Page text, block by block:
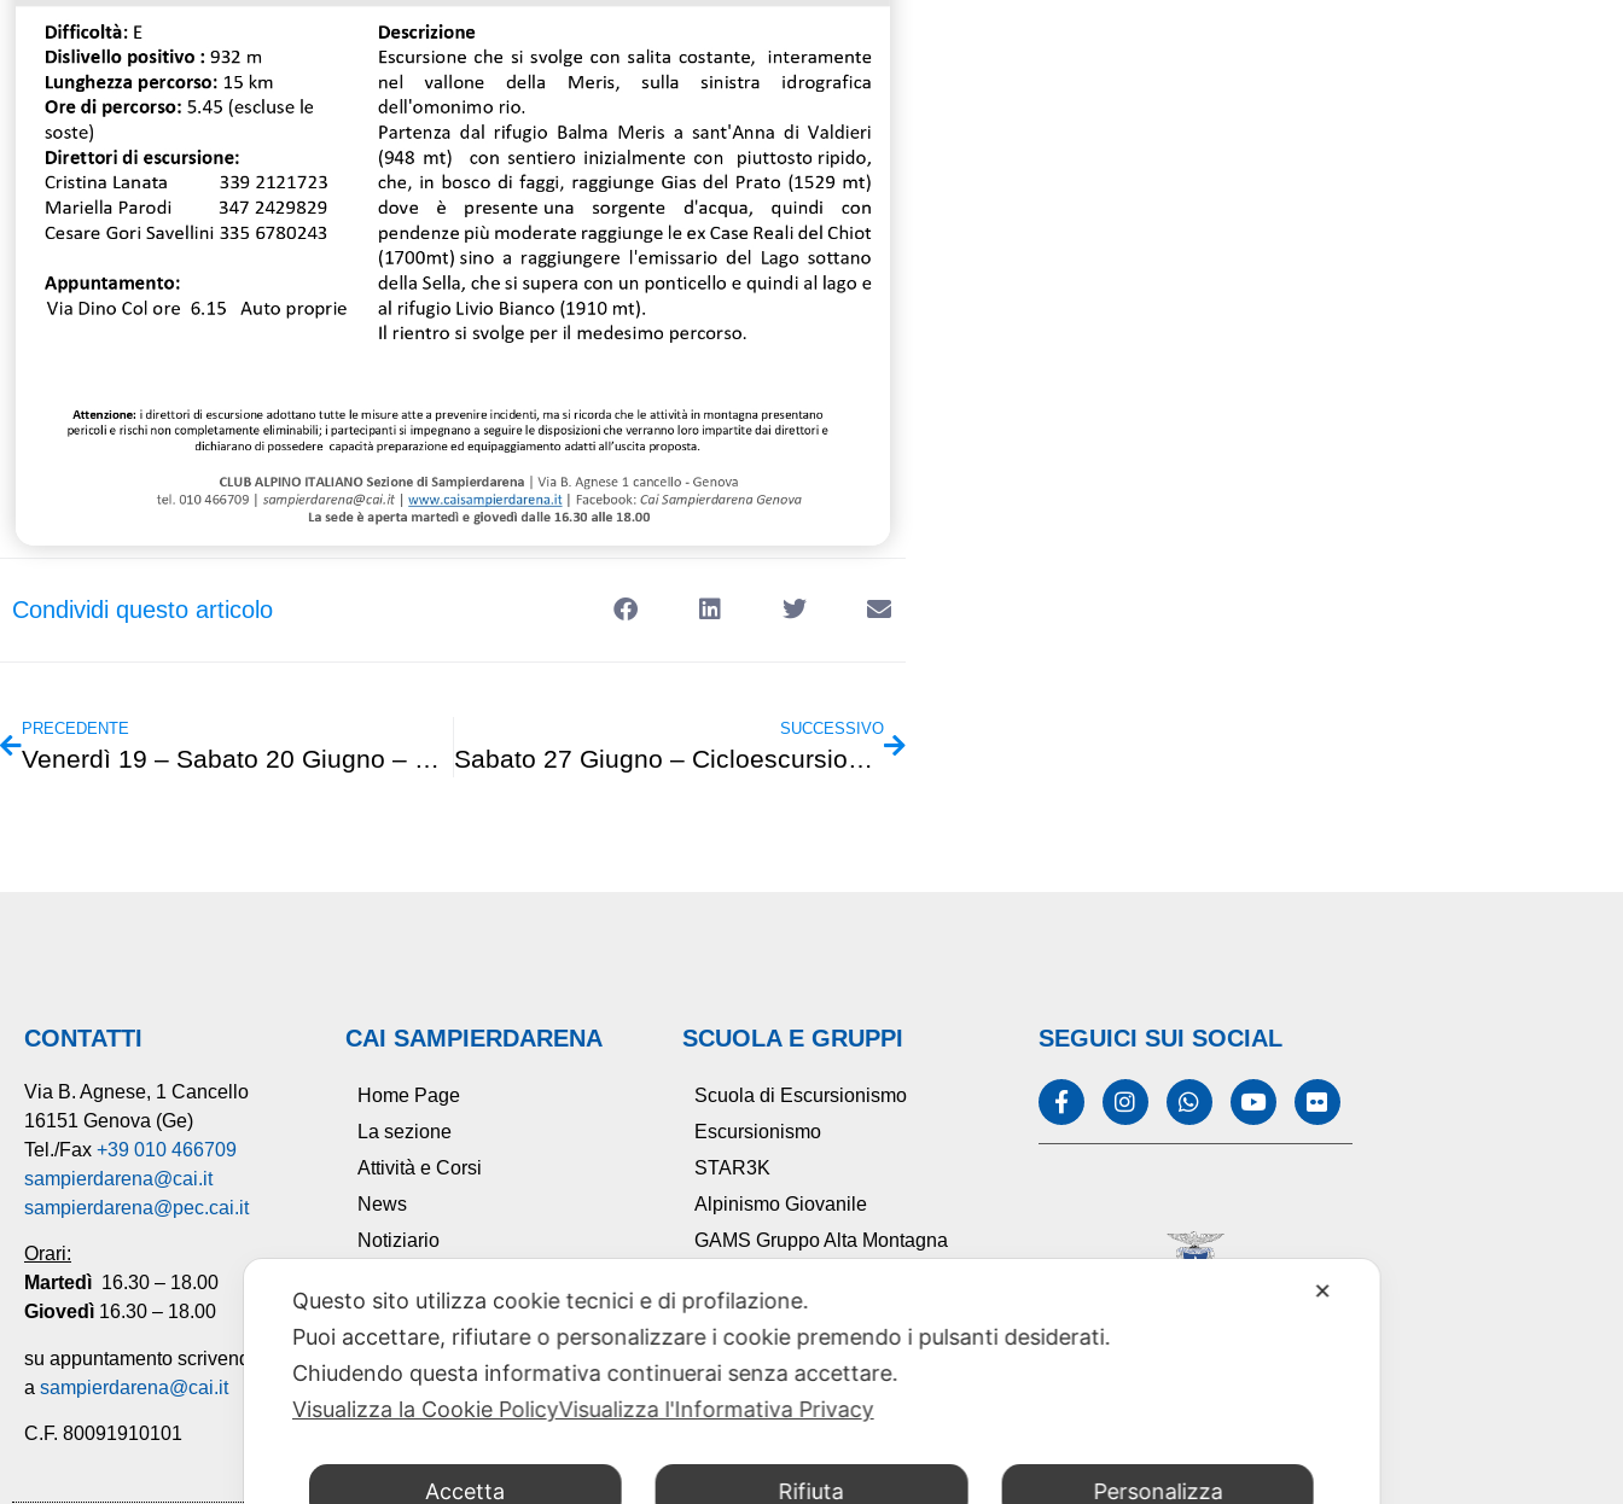
Condividi questo articolo
PRECEDENTE
Venerdì 19 – Sabato 20 Giugno – GAMS – “Castore – parete N-O”
SUCCESSIVO
Sabato 27 Giugno – Cicloescursionismo – “La via della lavanda in mountain bike”
CONTATTI
Via B. Agnese, 1 Cancello
16151 Genova (Ge)
Tel./Fax +39 010 466709
sampierdarena@cai.it
sampierdarena@pec.cai.it
Orari:
Martedì 16.30 – 18.00
Giovedì 16.30 – 18.00
su appuntamento scrivendo
a sampierdarena@cai.it
C.F. 80091910101
CAI SAMPIERDARENA
Home Page
La sezione
Attività e Corsi
News
Notiziario
Contatti
SCUOLA E GRUPPI
Scuola di Escursionismo
Escursionismo
STAR3K
Alpinismo Giovanile
GAMS Gruppo Alta Montagna
TAM Tutela Ambiente Montano
Comitato Scientifico Sezionale
SEGUICI SUI SOCIAL
✕
Questo sito utilizza cookie tecnici e di profilazione.
Puoi accettare, rifiutare o personalizzare i cookie premendo i pulsanti desiderati.
Chiudendo questa informativa continuerai senza accettare.
Visualizza la Cookie PolicyVisualizza l'Informativa Privacy
Accetta Rifiuta Personalizza